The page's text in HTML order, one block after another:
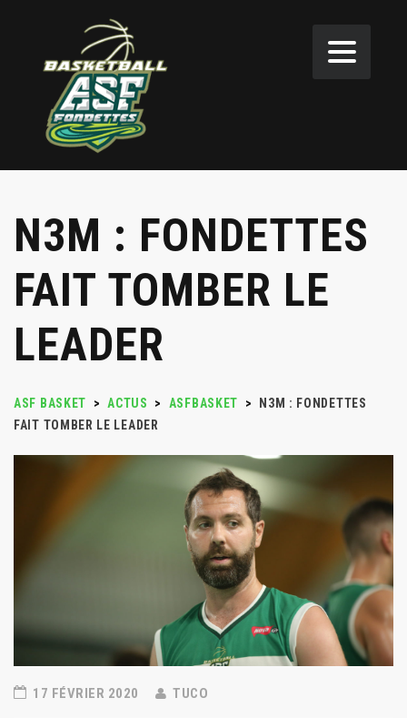
N3M : FONDETTES
FAIT TOMBER LE
LEADER
ASF BASKET > ACTUS > ASFBASKET >
N3M : FONDETTES
FAIT TOMBER LE LEADER
17 FÉVRIER 2020 TUCO